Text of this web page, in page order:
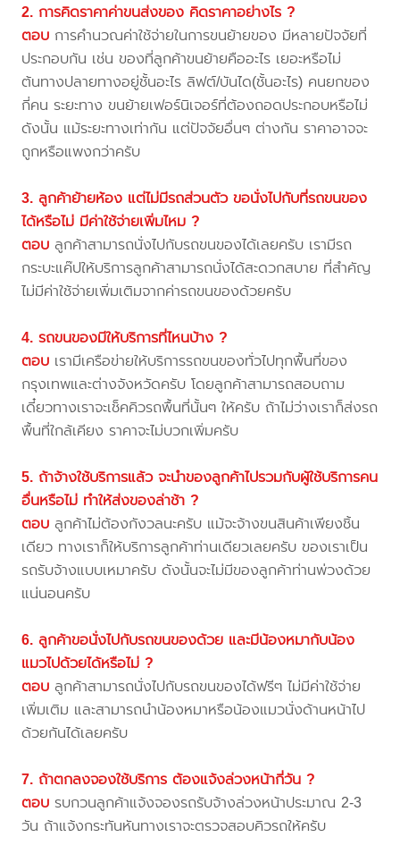
2. การคิดราคาค่าขนส่งของ คิดราคาอย่างไร ?
ตอบ การคำนวณค่าใช้จ่ายในการขนย้ายของ มีหลายปัจจัยที่
ประกอบกัน เช่น ของที่ลูกค้าขนย้ายคืออะไร เยอะหรือไม่
ต้นทางปลายทางอยู่ชั้นอะไร ลิฟต์/บันได(ชั้นอะไร) คนยกของ
กี่คน ระยะทาง ขนย้ายเฟอร์นิเจอร์ที่ต้องถอดประกอบหรือไม่
ดังนั้น แม้ระยะทางเท่ากัน แต่ปัจจัยอื่นๆ ต่างกัน ราคาอาจจะ
ถูกหรือแพงกว่าครับ
3. ลูกค้าย้ายห้อง แต่ไม่มีรถส่วนตัว ขอนั่งไปกับที่รถขนของ
ได้หรือไม่ มีค่าใช้จ่ายเพิ่มไหม ?
ตอบ ลูกค้าสามารถนั่งไปกับรถขนของได้เลยครับ เรามีรถ
กระบะแค๊ปให้บริการลูกค้าสามารถนั่งได้สะดวกสบาย ที่สำคัญ
ไม่มีค่าใช้จ่ายเพิ่มเติมจากค่ารถขนของด้วยครับ
4. รถขนของมีให้บริการที่ไหนบ้าง ?
ตอบ เรามีเครือข่ายให้บริการรถขนของทั่วไปทุกพื้นที่ของ
กรุงเทพและต่างจังหวัดครับ โดยลูกค้าสามารถสอบถาม
เดี๋ยวทางเราจะเช็คคิวรถพื้นที่นั้นๆ ให้ครับ ถ้าไม่ว่างเราก็ส่งรถ
พื้นที่ใกล้เคียง ราคาจะไม่บวกเพิ่มครับ
5. ถ้าจ้างใช้บริการแล้ว จะนำของลูกค้าไปรวมกับผู้ใช้บริการคน
อื่นหรือไม่ ทำให้ส่งของล่าช้า ?
ตอบ ลูกค้าไม่ต้องกังวลนะครับ แม้จะจ้างขนสินค้าเพียงชิ้น
เดียว ทางเราก็ให้บริการลูกค้าท่านเดียวเลยครับ ของเราเป็น
รถรับจ้างแบบเหมาครับ ดังนั้นจะไม่มีของลูกค้าท่านพ่วงด้วย
แน่นอนครับ
6. ลูกค้าขอนั่งไปกับรถขนของด้วย และมีน้องหมากับน้อง
แมวไปด้วยได้หรือไม่ ?
ตอบ ลูกค้าสามารถนั่งไปกับรถขนของได้ฟรีๆ ไม่มีค่าใช้จ่าย
เพิ่มเติม และสามารถนำน้องหมาหรือน้องแมวนั่งด้านหน้าไป
ด้วยกันได้เลยครับ
7. ถ้าตกลงจองใช้บริการ ต้องแจ้งล่วงหน้ากี่วัน ?
ตอบ รบกวนลูกค้าแจ้งจองรถรับจ้างล่วงหน้าประมาณ 2-3
วัน ถ้าแจ้งกระทันหันทางเราจะตรวจสอบคิวรถให้ครับ